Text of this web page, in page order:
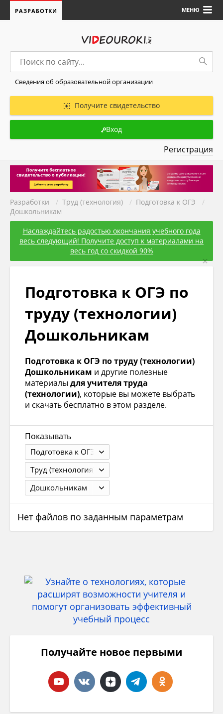
МЕНЮ
РАЗРАБОТКИ
Сведения об образовательной организации
Получите свидетельство
Вход
Регистрация
Разработки / Труд (технология) / Подготовка к ОГЭ
/
Дошкольникам
Наслаждайтесь радостью окончания учебного года
весь следующий! Получите доступ к материалами на
весь год со скидкой 90%
×
Подготовка к ОГЭ по
труду (технологии)
Дошкольникам
Подготовка к ОГЭ по труду (технологии)
Дошкольникам и другие полезные
материалы для учителя труда
(технологии), которые вы можете выбрать
и скачать бесплатно в этом разделе.
Показывать
Подготовка к ОГЭ
Труд (технология)
Дошкольникам
Нет файлов по заданным параметрам
Получайте новое первыми